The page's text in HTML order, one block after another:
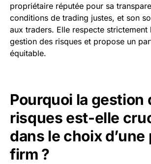
propriétaire réputée pour sa
conditions de trading justes, et son
aux traders. Elle respecte strictement
gestion des risques et propose un
équitable.
Pourquoi la gestion
risques est-elle
dans le choix d’une
firm ?